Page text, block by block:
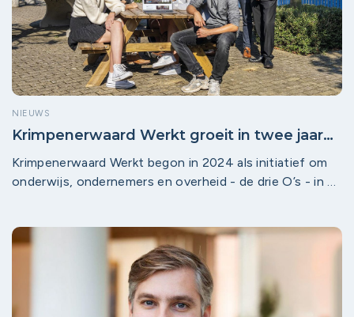
NIEUWS
Krimpenerwaard Werkt groeit in twee jaar
onderwijs en overheid
Krimpenerwaard Werkt begon in 2024 als initiatief om
onderwijs, ondernemers en overheid - de drie O’s - in de
verder gaat dan vacatures en stages: organisaties
zoeken elkaar spontaan op, nieuwe sectoren sluiten
aan en steeds meer partijen willen actief bijdragen aan
de toekomst en vitaliteit van de regio.